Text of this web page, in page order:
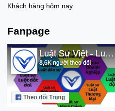
Khách hàng hôm nay
Fanpage